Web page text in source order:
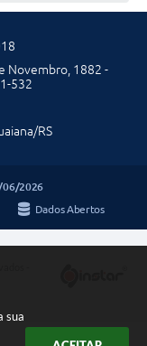
sua
Novembro, 1882 -
532
RS
06/2026
Dados Abertos